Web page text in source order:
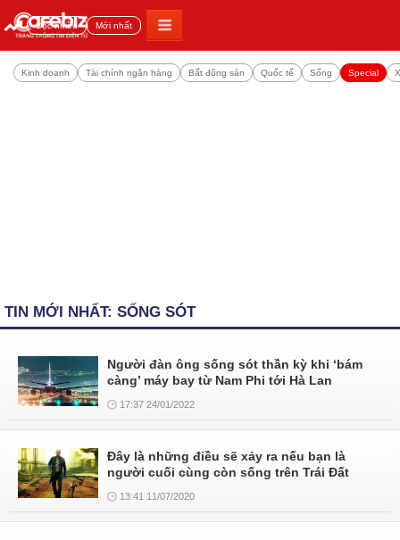
Đọc nhiều Mới nhất
Kinh doanh Tài chính ngân hàng Bất động sản Quốc tế Sống Special
TIN MỚI NHẤT: SỐNG SÓT
Người đàn ông sống sót thần kỳ khi ‘bám
càng’ máy bay từ Nam Phi tới Hà Lan
17:37 24/01/2022
Đây là những điều sẽ xảy ra nếu bạn là
người cuối cùng còn sống trên Trái Đất
13:41 11/07/2020